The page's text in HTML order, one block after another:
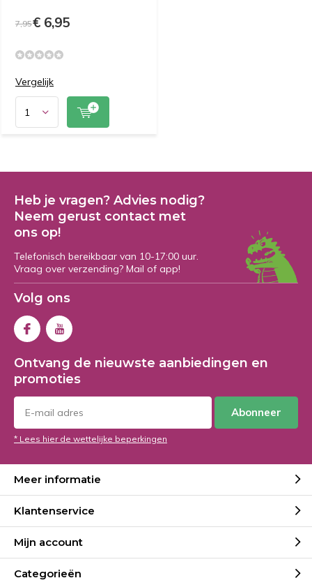
7,95€ 6,95
Vergelijk
Heb je vragen? Advies nodig?
Neem gerust contact met
ons op!
Telefonisch bereikbaar van 10-17:00 uur.
Vraag over verzending? Mail of app!
Volg ons
Ontvang de nieuwste aanbiedingen en
promoties
Abonneer
* Lees hier de wettelijke beperkingen
Meer informatie
Klantenservice
Mijn account
Categorieën